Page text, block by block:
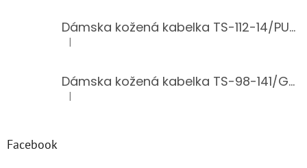
Dámska kožená kabelka TS-112-14/PUDER
Hodnotenie produktu je 5 z 5 hviezdičiek.
|
Dámska kožená kabelka TS-98-141/GOLD
Hodnotenie produktu je 5 z 5 hviezdičiek.
|
Facebook